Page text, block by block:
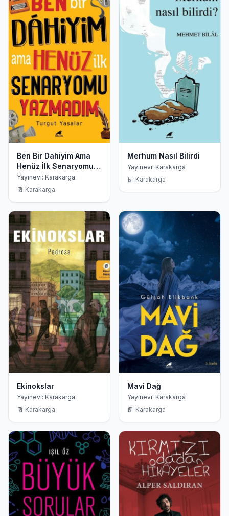
Ben Bir Dahiyim Ama
Henüz İlk Senaryomu
Yazmadım
Yayınevi: Karakarga
Karakarga
Merhum Nasıl Bilirdi
Yayınevi: Karakarga
Karakarga
Ekinokslar
Yayınevi: Karakarga
Karakarga
Mavi Dağ
Yayınevi: Karakarga
Karakarga